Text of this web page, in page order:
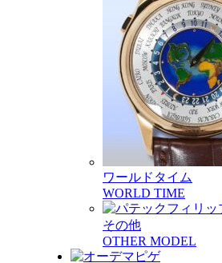
ワールドタイム
WORLD TIME
その他
OTHER MODEL